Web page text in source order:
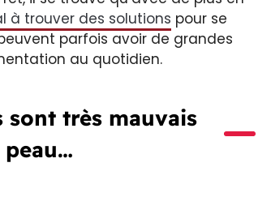
à trouver des solutions pour se
parfois avoir de grandes
au quotidien.
sont très mauvais